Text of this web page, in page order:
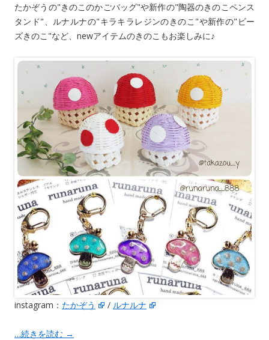
たかぞうの"きのこのかごバッグ"や新作の"陶器のきのこペンス
タンド"、ルナルナの"キラキラレジンのきのこ"や新作の"ビー
ズきのこ"など、newアイテムのきのこもお楽しみに♪
instagram： たかぞう / ルナルナ
…続きを読む →